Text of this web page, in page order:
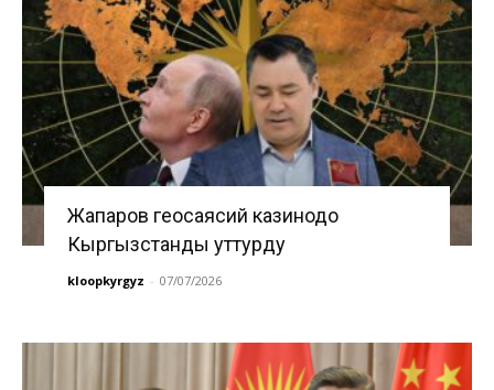
Жапаров геосаясий казинодо
Кыргызстанды уттурду
kloopkyrgyz - 07/07/2026